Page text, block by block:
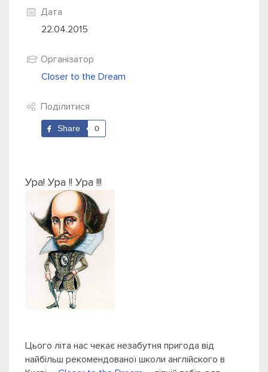
Дата
22.04.2015
Організатор
Closer to the Dream
Поділитися
Share 0
Ура! Ура !! Ура !!!
Цього літа нас чекає незабутня пригода від
найбільш рекомендованої школи англійского в